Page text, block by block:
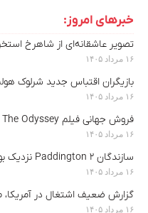
خبرهای امروز:
تصویر عاشقانه‌ای از شاهرخ
۱۶ مرداد ۱۴۰۵
بازیگران اقتباس جدید شرلوک
۱۶ مرداد ۱۴۰۵
فروش جهانی فیلم The Odyssey از مرز یک میلیارد دلار عبور کرد
۱۶ مرداد ۱۴۰۵
سازندگان Paddington 2 نزدیک بود فیلمی از Star Wars بسازند
۱۶ مرداد ۱۴۰۵
گزارش ضعیف اشتغال در آمریکا، طلا و نقره
۱۶ مرداد ۱۴۰۵